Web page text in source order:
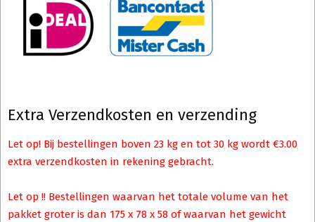
Extra Verzendkosten en verzending
Let op! Bij bestellingen boven 23 kg en tot 30 kg wordt €3.00
extra verzendkosten in rekening gebracht.
Let op !! Bestellingen waarvan het totale volume van het
pakket groter is dan 175 x 78 x 58 of waarvan het gewicht